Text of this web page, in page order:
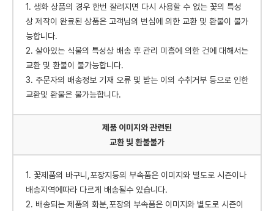
1. 생화 상품의 경우 한번 잘려지면 다시 사용할 수 없는 꽃의 특성
상 제작이 완료된 상품은 고객님의 변심에 의한 교환 및 환불이 불가
능합니다.
2. 살아있는 식물의 특성상 배송 후 관리 미흡에 의한 건에 대해서는
교환 및 환불이 불가능합니다.
3. 주문자의 배송정보 기재 오류 및 받는 이의 수취거부 등으로 인한
교환및 환불은 불가능합니다.
제품 이미지와 관련된
교환 빛 환불불가
1. 꽃제품의 바구니,포장지등의 부속품은 이미지와 별도로 시즌이나
배송지역에따라 다르게 배송될수 있습니다.
2. 배송되는 제품의 화분,포장의 부속품은 이미지와 별도로 시즌이